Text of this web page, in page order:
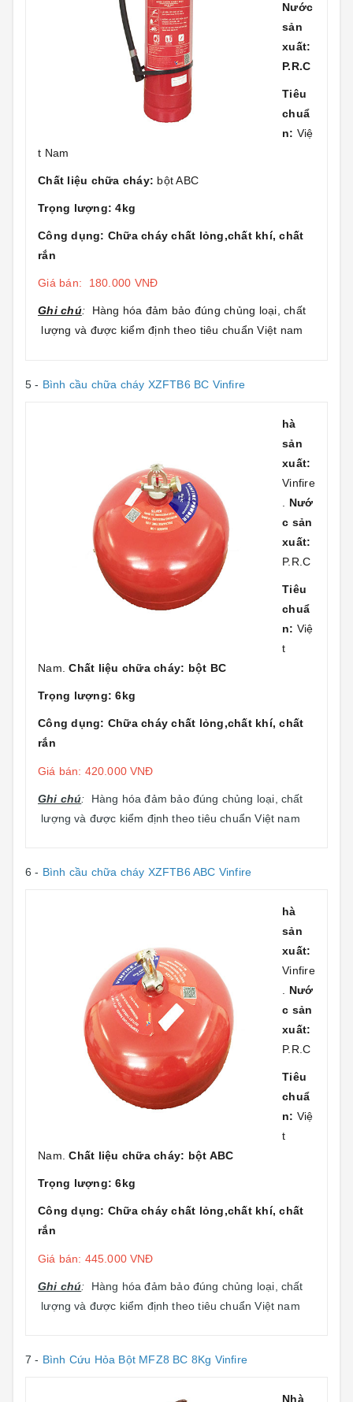
Nước
sản
xuất:
P.R.C
Tiêu
chuẩ
n: Việ
t Nam
Chất liệu chữa cháy: bột ABC
Trọng lượng: 4kg
Công dụng: Chữa cháy chất lỏng,chất khí, chất
rắn
Giá bán: 180.000 VNĐ
Ghi chú: Hàng hóa đảm bảo đúng chủng loại, chất
lượng và được kiểm định theo tiêu chuẩn Việt nam
5 - Bình cầu chữa cháy XZFTB6 BC Vinfire
hà
sản
xuất:
Vinfire
Nướ
c sản
xuất:
P.R.C
Tiêu
chuẩ
n: Việ
t
Nam.Chất liệu chữa cháy: bột BC
Trọng lượng: 6kg
Công dụng: Chữa cháy chất lỏng,chất khí, chất
rắn
Giá bán: 420.000 VNĐ
Ghi chú: Hàng hóa đảm bảo đúng chủng loại, chất
lượng và được kiểm định theo tiêu chuẩn Việt nam
6 - Bình cầu chữa cháy XZFTB6 ABC Vinfire
hà
sản
xuất:
Vinfire
Nướ
c sản
xuất:
P.R.C
Tiêu
chuẩ
n: Việ
t
Nam.Chất liệu chữa cháy: bột ABC
Trọng lượng: 6kg
Công dụng: Chữa cháy chất lỏng,chất khí, chất
rắn
Giá bán: 445.000 VNĐ
Ghi chú: Hàng hóa đảm bảo đúng chủng loại, chất
lượng và được kiểm định theo tiêu chuẩn Việt nam
7 - Bình Cứu Hỏa Bột MFZ8 BC 8Kg Vinfire
Nhà